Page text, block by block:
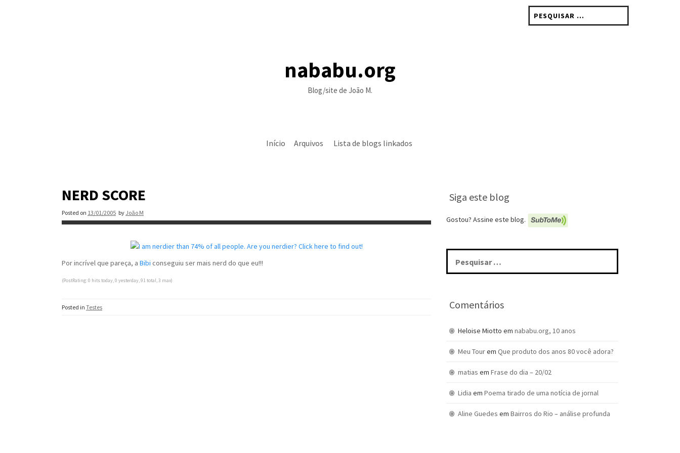
por:
nababu.org
Blog/site de João M.
Início Arquivos Lista de blogs linkados
NERD SCORE
Posted on 13/01/2005 by João M
Por incrível que pareça, a Bibi conseguiu ser mais nerd do que eu!!!
(PostRating: 0 hits today, 0 yesterday, 91 total, 3 max)
Posted in Testes
Siga este blog
Gostou? Assine este blog.
Pesquisar
por:
Comentários
Heloise Miotto em nababu.org, 10 anos
Meu Tourem Que produto dos anos 80 você adora?
matias em Frase do dia – 20/02
Lidia em Poema tirado de uma notícia de jornal
Aline Guedes em Bairros do Rio – análise profunda